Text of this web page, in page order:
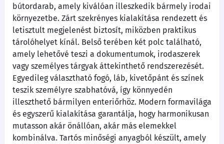
bútordarab, amely kiválóan illeszkedik bármely irodai
környezetbe. Zárt szekrényes kialakítása rendezett és
letisztult megjelenést biztosít, miközben praktikus
tárolóhelyet kínál. Belső terében két polc található,
amely lehetővé teszi a dokumentumok, irodaszerek
vagy személyes tárgyak áttekinthető rendszerezését.
Egyedileg választható fogó, láb, kivetőpánt és színek
teszik személyre szabhatóvá, így könnyedén
illeszthető bármilyen enteriőrhöz. Modern formavilága
és egyszerű kialakítása garantálja, hogy harmonikusan
mutasson akár önállóan, akár más elemekkel
kombinálva. Tartós minőségi anyagból készült, amely